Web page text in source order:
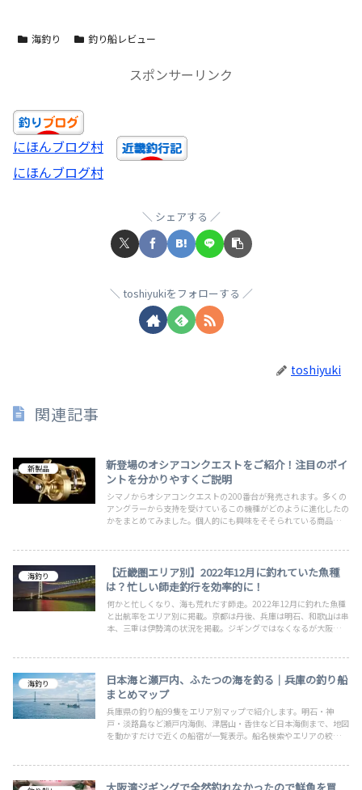
海釣り 釣り船レビュー
スポンサーリンク
にほんブログ村
にほんブログ村
シェアする
toshiyukiをフォローする
toshiyuki
関連記事
新製品
新登場のオシアコンクエストをご紹介！注目のポイ
ントを分かりやすくご説明
シマノからオシアコンクエストの200番台が発売されます。多くの
アングラーから支持を受けているこの機種がどのように進化したの
かをまとめてみました。個人的にも興味をそそられている商品なの
海釣り
【近畿圏エリア別】2022年12月に釣れていた魚種
は？忙しい師走釣行を効率的に！
何かと忙しくなり、海も荒れだす師走。2022年12月に釣れた魚種
と出航率をエリア別に掲載。京都は丹後、兵庫は明石、和歌山は串
本、三重は伊勢湾の状況を掲載。ジギングではなくなるが大阪湾の
海釣り
日本海と瀬戸内、ふたつの海を釣る｜兵庫の釣り船
まとめマップ
兵庫県の釣り船99隻をエリア別マップで紹介します。明石・神
戸・淡路島など瀬戸内海側、津居山・香住など日本海側まで、地図
を動かすだけで近くの船宿が一覧表示。船名検索やエリアの絞り込
大阪湾ジギングで全然釣れなかったので鮮魚を買